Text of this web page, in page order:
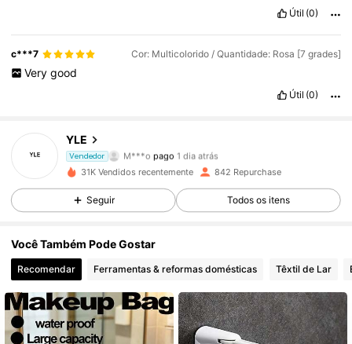
Útil (0)
c***7 Cor: Multicolorido / Quantidade: Rosa [7 grades]
Very good
Útil (0)
YLE
Vendedor
M***o pago 1 dia atrás
4,82 758 Seguidores
4,82 758 Seguidores
31K Vendidos recentemente 842 Repurchase
Seguir Todos os itens
Você Também Pode Gostar
Recomendar Ferramentas & reformas domésticas Têxtil de Lar